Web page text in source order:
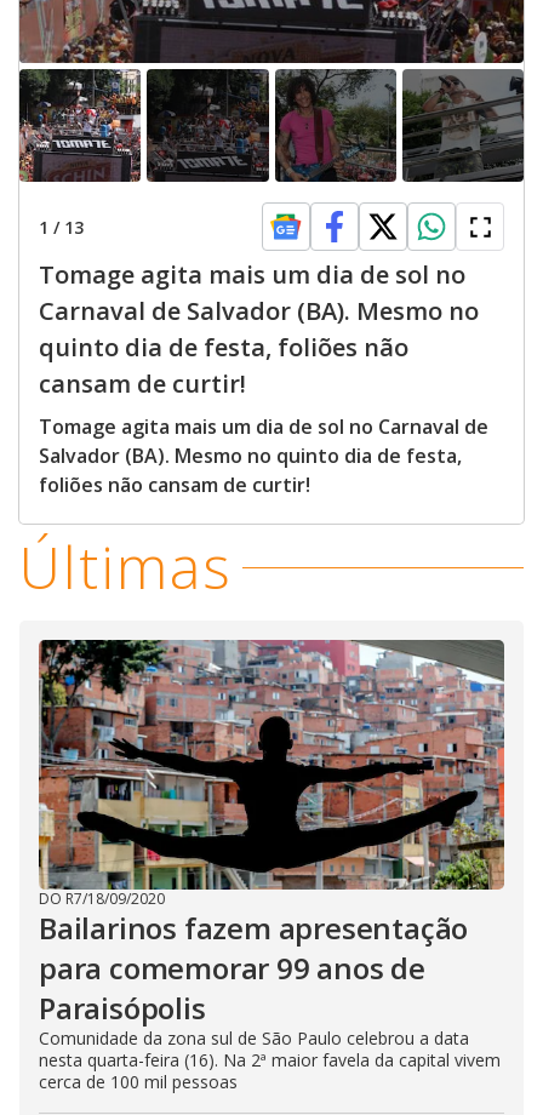
1 / 13
Tomage agita mais um dia de sol no
Carnaval de Salvador (BA). Mesmo no
quinto dia de festa, foliões não
cansam de curtir!
Tomage agita mais um dia de sol no Carnaval de
Salvador (BA). Mesmo no quinto dia de festa,
foliões não cansam de curtir!
Últimas
DO R7/18/09/2020
Bailarinos fazem apresentação
para comemorar 99 anos de
Paraisópolis
Comunidade da zona sul de São Paulo celebrou a data
nesta quarta-feira (16). Na 2ª maior favela da capital vivem
cerca de 100 mil pessoas